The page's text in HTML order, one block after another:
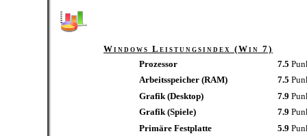
Windows Leistungsindex (Win 7)
Prozessor
7.5
Arbeitsspeicher (RAM)
7.5
Grafik (Desktop)
7.9
Grafik (Spiele)
7.9
Primäre Festplatte
5.9